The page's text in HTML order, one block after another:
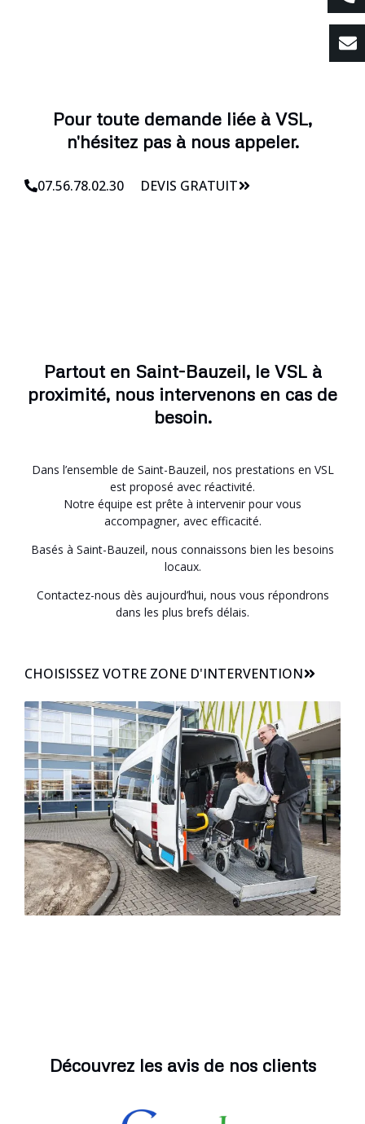
Pour toute demande liée à VSL,
n'hésitez pas à nous appeler.
07.56.78.02.30 DEVIS GRATUIT
Partout en Saint-Bauzeil, le VSL à
proximité, nous intervenons en cas de
besoin.
Dans l’ensemble de Saint-Bauzeil, nos prestations en VSL
est proposé avec réactivité.
Notre équipe est prête à intervenir pour vous
accompagner, avec efficacité.
Basés à Saint-Bauzeil, nous connaissons bien les besoins
locaux.
Contactez-nous dès aujourd’hui, nous vous répondrons
dans les plus brefs délais.
CHOISISSEZ VOTRE ZONE D'INTERVENTION
Découvrez les avis de nos clients